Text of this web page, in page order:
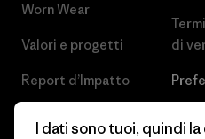
Worn Wear
Valori e progetti
Report d’Impatto
di
I dati sono tuoi, quindi